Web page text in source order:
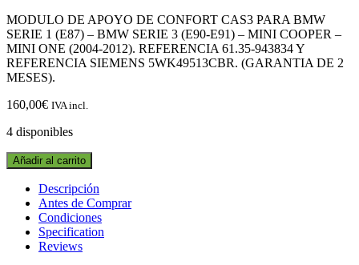
MODULO DE APOYO DE CONFORT CAS3 PARA BMW
SERIE 1 (E87) – BMW SERIE 3 (E90-E91) – MINI COOPER –
MINI ONE (2004-2012). REFERENCIA 61.35-943834 Y
REFERENCIA SIEMENS 5WK49513CBR. (GARANTIA DE 2
MESES).
160,00€ IVA incl.
4 disponibles
MODULO
DE
APOYO
CAS3
61.35-
6943834
BMW
Añadir al carrito
Descripción
Antes de Comprar
Condiciones
Specification
Reviews